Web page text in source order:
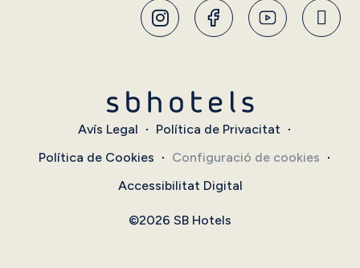
Avís Legal
Política de Privacitat
Política de Cookies
Configuració de cookies
Accessibilitat Digital
©2026 SB Hotels